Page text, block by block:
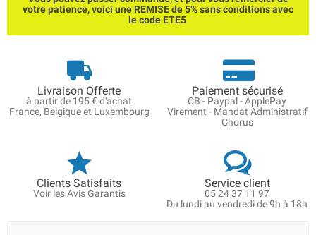
votre patience, voici une REMISE de 5% sans conditions avec
le code ETE5
Livraison Offerte
à partir de 195 € d'achat
France, Belgique et Luxembourg
Paiement sécurisé
CB - Paypal - ApplePay
Virement - Mandat Administratif
Chorus
Clients Satisfaits
Voir les Avis Garantis
Service client
05 24 37 11 97
Du lundi au vendredi de 9h à 18h